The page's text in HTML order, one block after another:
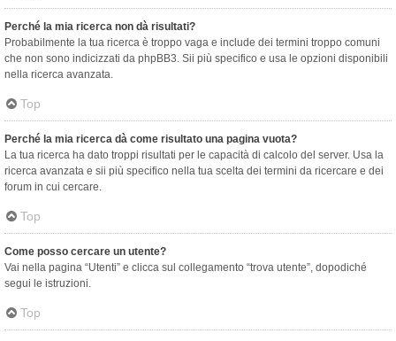
Perché la mia ricerca non dà risultati?
Probabilmente la tua ricerca è troppo vaga e include dei termini troppo comuni
che non sono indicizzati da phpBB3. Sii più specifico e usa le opzioni disponibili
nella ricerca avanzata.
Top
Perché la mia ricerca dà come risultato una pagina vuota?
La tua ricerca ha dato troppi risultati per le capacità di calcolo del server. Usa la
ricerca avanzata e sii più specifico nella tua scelta dei termini da ricercare e dei
forum in cui cercare.
Top
Come posso cercare un utente?
Vai nella pagina “Utenti” e clicca sul collegamento “trova utente”, dopodiché
segui le istruzioni.
Top